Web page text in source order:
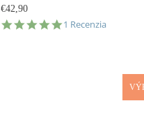
€42,90
5.0
1 Recenzia